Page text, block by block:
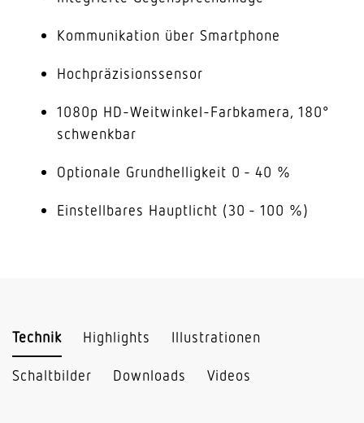
Kommunikation über Smartphone
Hochpräzisionssensor
1080p HD-Weitwinkel-Farbkamera, 180°
schwenkbar
Optionale Grundhelligkeit 0 - 40 %
Einstellbares Hauptlicht (30 - 100 %)
Technik Highlights Illustrationen
Schaltbilder Downloads Videos